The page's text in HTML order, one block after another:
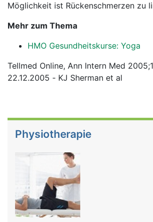
Möglichkeit ist Rückenschmerzen zu
Mehr zum Thema
HMO Gesundheitskurse: Yoga
Tellmed Online, Ann Intern Med
22.12.2005 - KJ Sherman et al
Physiotherapie